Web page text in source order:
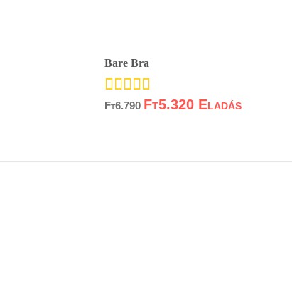
Bare Bra
Értékelés:
Ft6.790 Ft5.320